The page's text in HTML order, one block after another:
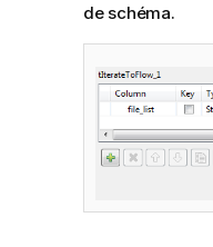
de schéma.